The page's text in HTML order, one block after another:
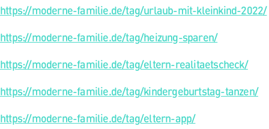
https://moderne-familie.de/tag/urlaub-mit-kleinkind-2022/
https://moderne-familie.de/tag/heizung-sparen/
https://moderne-familie.de/tag/eltern-realitaetscheck/
https://moderne-familie.de/tag/kindergeburtstag-tanzen/
https://moderne-familie.de/tag/eltern-app/